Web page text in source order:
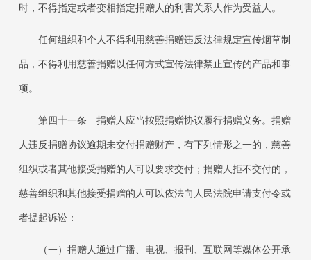
时，不得指定或者变相指定捐赠人的利害关系人作为受益人。
任何组织和个人不得利用慈善捐赠违反法律规定宣传烟草制
品，不得利用慈善捐赠以任何方式宣传法律禁止宣传的产品和事
项。
第四十一条 捐赠人应当按照捐赠协议履行捐赠义务。捐赠
人违反捐赠协议逾期未交付捐赠财产，有下列情形之一的，慈善
组织或者其他接受捐赠的人可以要求交付；捐赠人拒不交付的，
慈善组织和其他接受捐赠的人可以依法向人民法院申请支付令或
者提起诉讼：
（一）捐赠人通过广播、电视、报刊、互联网等媒体公开承